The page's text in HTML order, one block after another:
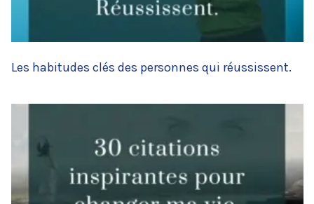
Les habitudes clés des personnes qui réussissent.